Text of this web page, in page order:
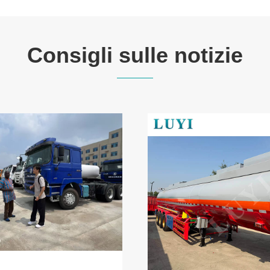
Consigli sulle notizie